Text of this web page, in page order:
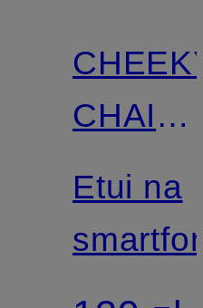
CHEEKY
CHAIN
MUNICH
Etui na
smartfon